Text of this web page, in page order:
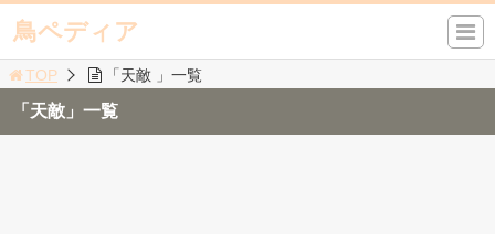
鳥ペディア
TOP 「天敵 」一覧
「天敵」一覧